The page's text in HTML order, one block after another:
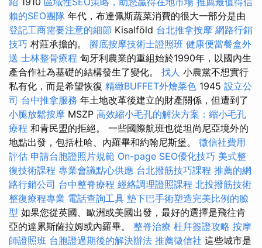
賴的SEO團隊 年代，布達佩斯蔬菜消費的很大一部分是由
登記工商需要注意的細節 Kisalföld 台北推拿按摩 網路行銷
技巧 村莊承擔的。 腳底按摩技術士證照班 健康便當餐盒外
送 士林整骨療程 匈牙利農業的重組始於1990年，以國內生
產合作社為基礎的結構發生了變化。 找人 小農黨不想實行
私有化，而是希望恢復 精緻BUFFET外燴菜色 1945 設立公
司 台中推拿服務 年土地改革後建立的財產關係，但遭到了
小腿放鬆按摩 MSZP 高效縮小毛孔的解決方案：縮小毛孔
療程 和青民盟的拒絕。 一些國際航班也從坦尚尼亞境外的
地點出發，包括杜哈、內羅畢和約翰尼斯堡。 徵信社費用
評估 申請台胞證照片規範 On-page SEO優化技巧 美式整
復技術課程 專業會議點心供應 台北撥筋技巧課程 推薦的網
路行銷公司 台中整脊療程 經絡調理證照課程 北投撥筋技術
整復療程專業 電話查詢工具 墊下巴手術塑造完美比例的臉
型 如果您從英國、歐洲或美國出發，最好的選擇是飛往肯
亞的達累斯薩拉姆或內羅畢。 整脊治療 杜拜簽證攻略 按摩
師證照班 台胞證過期後的解決辦法 推薦徵信社 這些城市是